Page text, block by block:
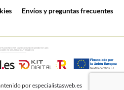
Envíos y preguntas frecuentes
porespecialistasweb.es